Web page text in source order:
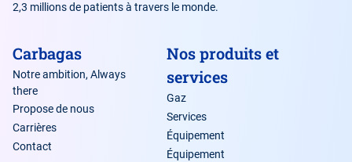
2,3 millions de patients à travers le monde.
Carbagas
Notre ambition, Always
there
Propose de nous
Carrières
Contact
Nos produits et
services
Gaz
Services
Équipement
Équipement